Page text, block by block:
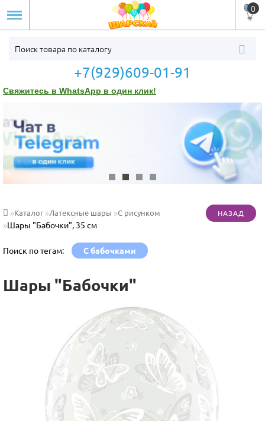
0
+7(929)609-01-91
Свяжитесь в WhatsApp в один клик!
Каталог Латексные шары С рисунком
Шары "Бабочки", 35 см
Поиск по тегам: С бабочками
Шары "Бабочки"